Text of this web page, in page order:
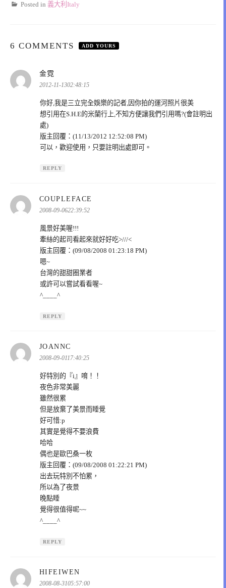
Posted in 義大利Italy
6 COMMENTS ADD YOURS
金霓
示:
2012-11-1302:48:15
你好,我是三立完全娛樂的記者,因你拍的運河照片很美
想引用在S.H.E的米蘭行上,不知方便讓我們引用嗎?(會註明出
處)
版主回覆：(11/13/2012 12:52:08 PM)
可以，歡迎使用，只要註明出處即可。
REPLY
COUPLEFACE
2008-09-0622:39:52
風景好美喔!!!
牽絲的起司看起來就好好吃>///<
版主回覆：(09/08/2008 01:23:18 PM)
嗯~
台灣的甜甜圈業者
或許可以嘗試看看喔~
^____^
REPLY
JOANNC
示:
2008-09-0117:40:25
好特別的『i』唷！！
夜色非常美麗
雖然很累
但是放棄了美景而睡覺
好可惜:p
其實是覺得不要浪費
哈哈
偶也是歐巴桑一枚
版主回覆：(09/08/2008 01:22:21 PM)
出去玩特別不怕累，
所以為了夜景
晚點睡
覺得很值得呢~~
^____^
REPLY
HIFEIWEN
示:
2008-08-3105:57:00